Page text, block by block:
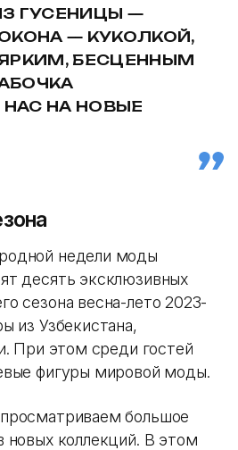
ГУСЕНИЦЫ —
— КУКОЛКОЙ,
БЕСЦЕННЫМ
НА НОВЫЕ
недели моды
десять эксклюзивных
сезона весна-лето 2023-
из Узбекистана,
При этом среди гостей
фигуры мировой моды.
большое
новых коллекций. В этом